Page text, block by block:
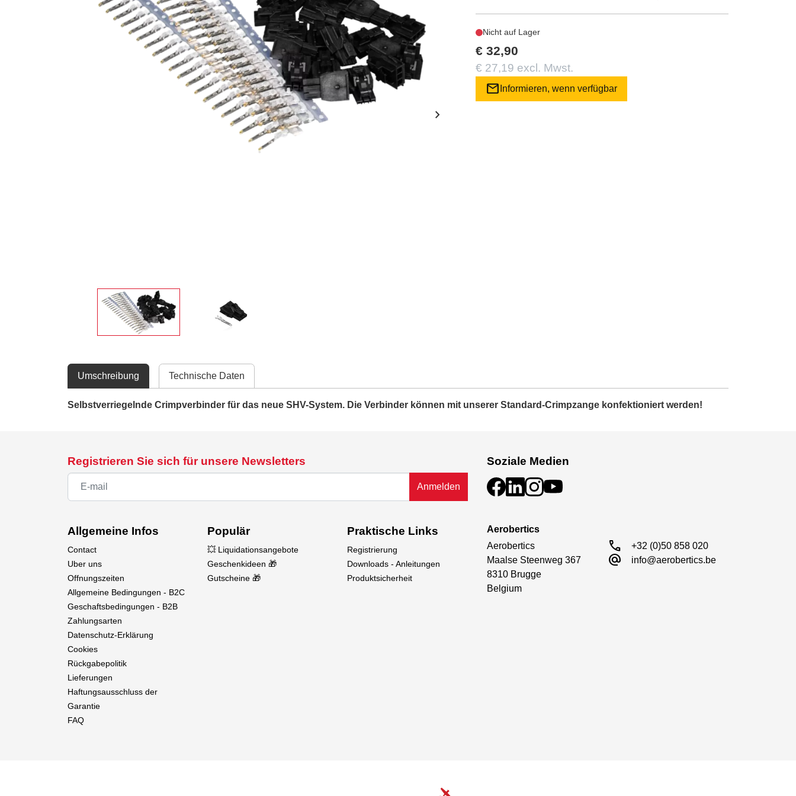
chevron_right
Nicht auf Lager
€ 32,90
€ 27,19 excl. Mwst.
mail Informieren, wenn verfügbar
Umschreibung Technische Daten
Selbstverriegelnde Crimpverbinder für das neue SHV-System. Die Verbinder können mit unserer Standard-Crimpzange konfektioniert werden!
Registrieren Sie sich für unsere Newsletters
Anmelden
Soziale Medien
Allgemeine Infos
Contact
Uber uns
Offnungszeiten
Allgemeine Bedingungen - B2C
Geschaftsbedingungen - B2B
Zahlungsarten
Datenschutz-Erklärung
Cookies
Rückgabepolitik
Lieferungen
Haftungsausschluss der
Garantie
FAQ
Populär
💥 Liquidationsangebote
Geschenkideen 🎁
Gutscheine 🎁
Praktische Links
Registrierung
Downloads - Anleitungen
Produktsicherheit
Aerobertics
Aerobertics
Maalse Steenweg 367
8310 Brugge
Belgium
call +32 (0)50 858 020
alternate_email info@aerobertics.be